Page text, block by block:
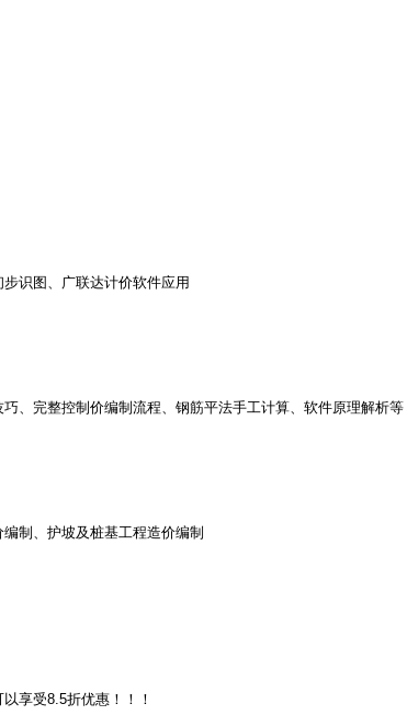
识图、广联达计价软件应用
、完整控制价编制流程、钢筋平法手工计算、软件原理解析等
制、护坡及桩基工程造价编制
以享受8.5折优惠！！！